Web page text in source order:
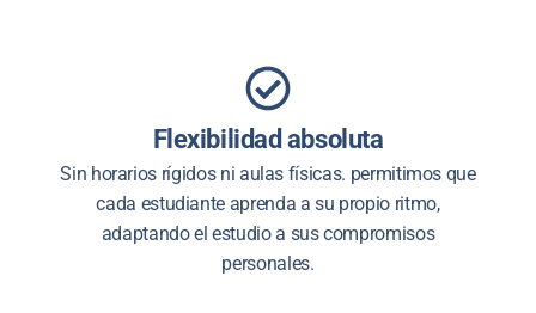
Flexibilidad absoluta
Sin horarios rígidos ni aulas físicas. permitimos que
cada estudiante aprenda a su propio ritmo,
adaptando el estudio a sus compromisos
personales.